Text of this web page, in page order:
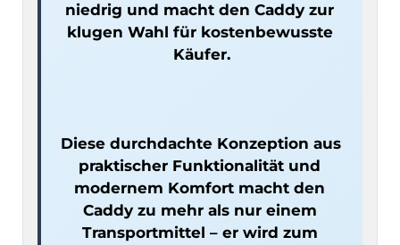
niedrig und macht den Caddy zur
klugen Wahl für kostenbewusste
Diese durchdachte Konzeption aus
praktischer Funktionalität und
modernem Komfort macht den
Caddy zu mehr als nur einem
Transportmittel – er wird zum